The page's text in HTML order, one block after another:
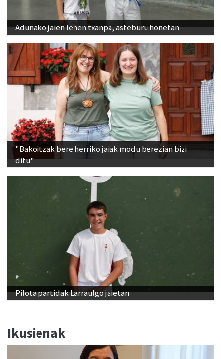
Adunako jaien lehen txanpa, asteburu honetan
"Bakoitzak bere herriko jaiak modu berezian bizi
ditu"
Pilota partidak Larraulgo jaietan
Ikusienak